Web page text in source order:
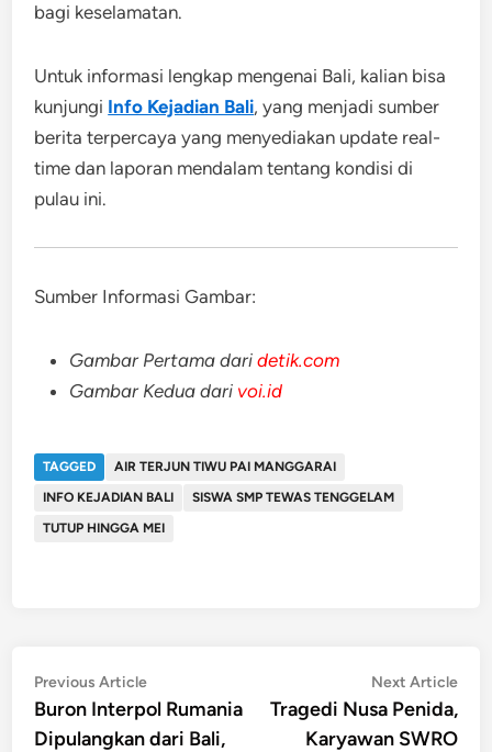
bagi keselamatan.
Untuk informasi lengkap mengenai Bali, kalian bisa
kunjungi Info Kejadian Bali, yang menjadi sumber
berita terpercaya yang menyediakan update real-
time dan laporan mendalam tentang kondisi di
pulau ini.
Sumber Informasi Gambar:
Gambar Pertama daridetik.com
Gambar Kedua dari voi.id
TAGGED
AIR TERJUN TIWU PAI MANGGARAI
INFO KEJADIAN BALI
SISWA SMP TEWAS TENGGELAM
TUTUP HINGGA MEI
Post
navigation
Previous ArticlePrevious
article:
Buron Interpol Rumania
Dipulangkan dari Bali,
Next Article
Tragedi Nusa Penida,
Karyawan SWRO